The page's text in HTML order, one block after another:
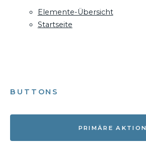
Elemente-Übersicht
Startseite
BUTTONS
PRIMÄRE AKTION